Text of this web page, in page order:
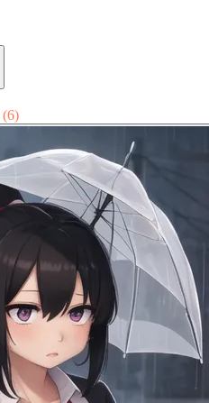
(6)